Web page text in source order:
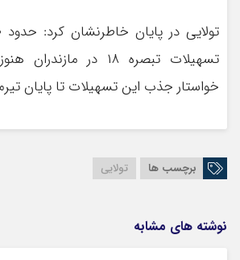
تسهیلات تبصره ۱۸ در
خواستار جذب این تسهیلات تا پایان
برچسب ها تولایی
نوشته های مشابه